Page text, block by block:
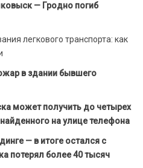
— Гродно погиб
легкового транспорта: как
в здании бывшего
может получить до четырех
на улице телефона
— в итоге остался с
потерял более 40 тысяч